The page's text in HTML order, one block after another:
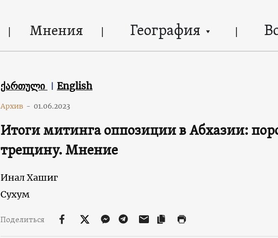
Мнения География
ქართული English
Архив - 01.06.2023
Итоги митинга оппозиции в Абхазии:
трещину. Мнение
Инал Хашиг
Сухум
Поделиться